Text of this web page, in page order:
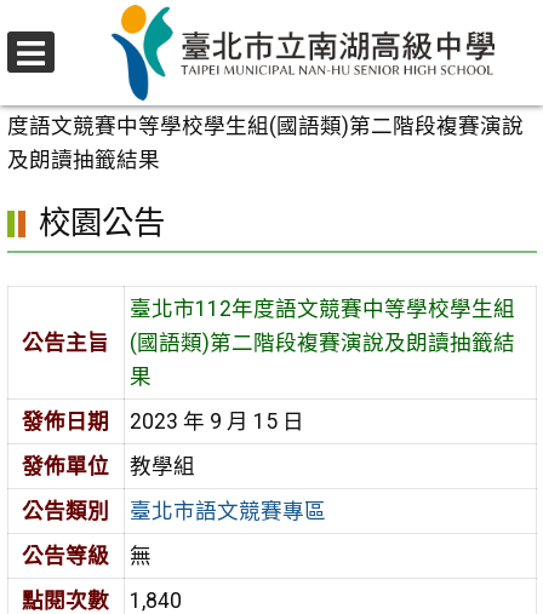
至
要
內
校園公告
度語文競賽中等學校學生組(國語類)第二階段複賽演說
及朗讀抽籤結果
校園公告
公告主旨
臺北市112年度語文競賽中等學校學生組
(國語類)第二階段複賽演說及朗讀抽籤結
果
發佈日期
2023 年 9 月 15 日
發佈單位
教學組
公告類別
臺北市語文競賽專區
公告等級
無
點閱次數
1,840
選
單